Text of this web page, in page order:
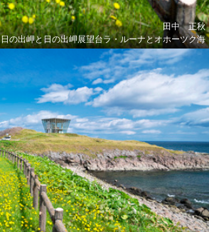
田中 正秋
日の出岬と日の出岬展望台ラ・ルーナとオホーツク海